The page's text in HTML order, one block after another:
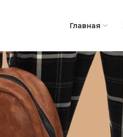
Главная